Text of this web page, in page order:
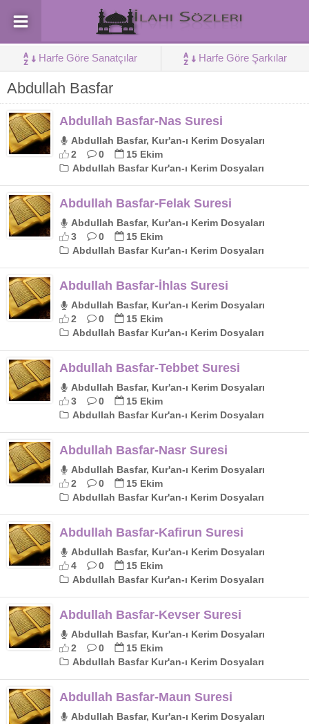
Harfe Göre Sanatçılar Harfe Göre Şarkılar
Abdullah Basfar
Abdullah Basfar-Nas Suresi
Abdullah Basfar, Kur'an-ı Kerim Dosyaları
2
0
15 Ekim
Abdullah Basfar Kur'an-ı Kerim Dosyaları
Abdullah Basfar-Felak Suresi
Abdullah Basfar, Kur'an-ı Kerim Dosyaları
3
0
15 Ekim
Abdullah Basfar Kur'an-ı Kerim Dosyaları
Abdullah Basfar-İhlas Suresi
Abdullah Basfar, Kur'an-ı Kerim Dosyaları
2
0
15 Ekim
Abdullah Basfar Kur'an-ı Kerim Dosyaları
Abdullah Basfar-Tebbet Suresi
Abdullah Basfar, Kur'an-ı Kerim Dosyaları
3
0
15 Ekim
Abdullah Basfar Kur'an-ı Kerim Dosyaları
Abdullah Basfar-Nasr Suresi
Abdullah Basfar, Kur'an-ı Kerim Dosyaları
2
0
15 Ekim
Abdullah Basfar Kur'an-ı Kerim Dosyaları
Abdullah Basfar-Kafirun Suresi
Abdullah Basfar, Kur'an-ı Kerim Dosyaları
4
0
15 Ekim
Abdullah Basfar Kur'an-ı Kerim Dosyaları
Abdullah Basfar-Kevser Suresi
Abdullah Basfar, Kur'an-ı Kerim Dosyaları
2
0
15 Ekim
Abdullah Basfar Kur'an-ı Kerim Dosyaları
Abdullah Basfar-Maun Suresi
Abdullah Basfar, Kur'an-ı Kerim Dosyaları